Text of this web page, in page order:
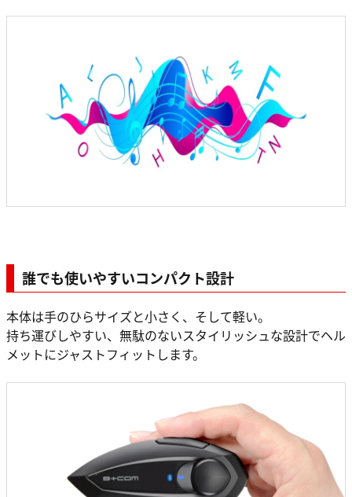
誰でも使いやすいコンパクト設計
本体は手のひらサイズと小さく、そして軽い。
持ち運びしやすい、無駄のないスタイリッシュな設計でヘル
メットにジャストフィットします。